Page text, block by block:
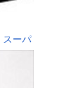
スーパ